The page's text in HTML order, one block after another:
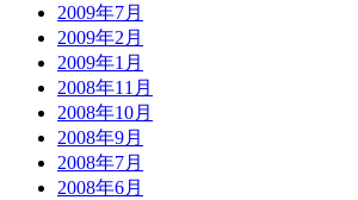
2009年7月
2009年2月
2009年1月
2008年11月
2008年10月
2008年9月
2008年7月
2008年6月